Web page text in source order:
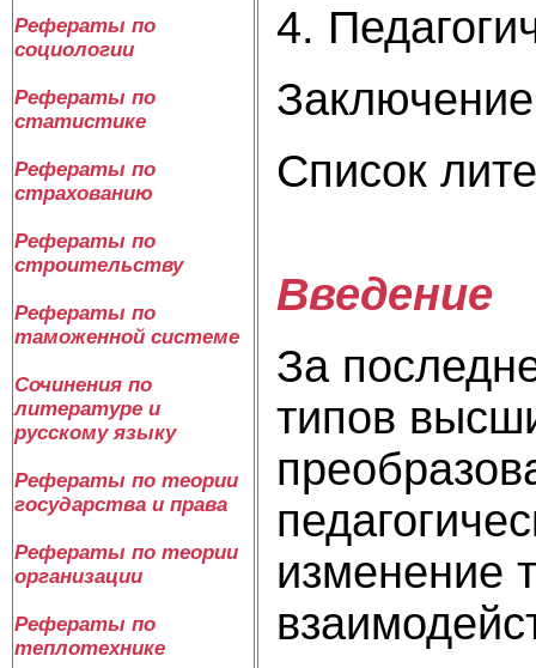
Рефераты по
социологии
Рефераты по
статистике
Рефераты по
страхованию
Рефераты по
строительству
Рефераты по
таможенной системе
Сочинения по
литературе и
русскому языку
Рефераты по теории
государства и права
Рефераты по теории
организации
Рефераты по
теплотехнике
4.
Заключение
Список
Введение
За
типов
изменение